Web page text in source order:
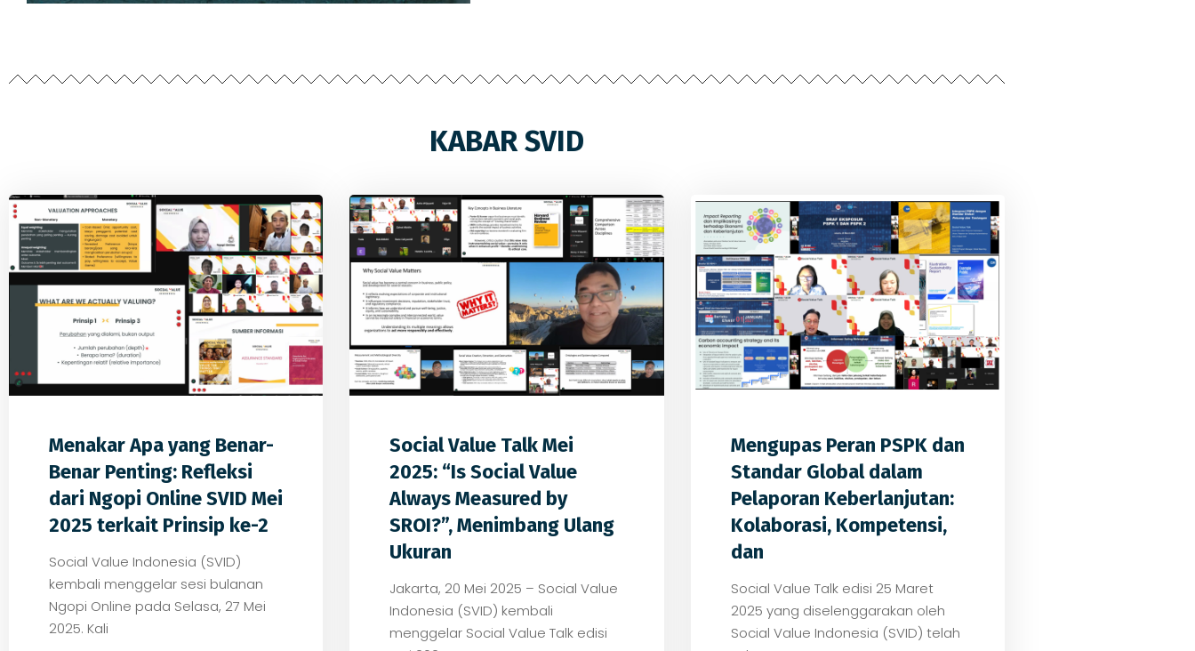
KABAR SVID
0
Menakar Apa yang Benar-
Benar Penting: Refleksi
dari Ngopi Online SVID Mei
2025 terkait Prinsip ke-2
Social Value Indonesia (SVID)
kembali menggelar sesi bulanan
Ngopi Online pada Selasa, 27 Mei
2025. Kali
0 0 0
Social Value Talk Mei
2025: “Is Social Value
Always Measured by
SROI?”, Menimbang Ulang
Ukuran
Jakarta, 20 Mei 2025 – Social Value
Indonesia (SVID) kembali
menggelar Social Value Talk edisi
0 0 0
Mengupas Peran PSPK dan
Standar Global dalam
Pelaporan Keberlanjutan:
Kolaborasi, Kompetensi,
dan
Social Value Talk edisi 25 Maret
2025 yang diselenggarakan oleh
Social Value Indonesia (SVID) telah